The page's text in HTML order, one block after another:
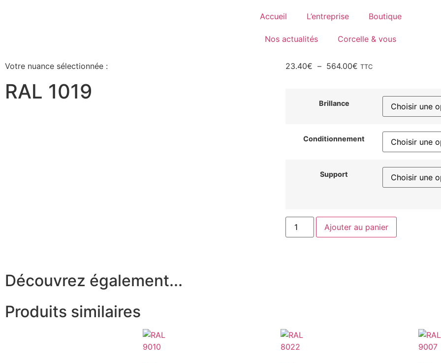
Accueil L’entreprise Boutique
Nos actualités Corcelle & vous
Votre nuance sélectionnée :
RAL 1019
23.40€ – 564.00€ TTC
Brillance
Conditionnement
Support
Ajouter au panier
Découvrez également...
Produits similaires